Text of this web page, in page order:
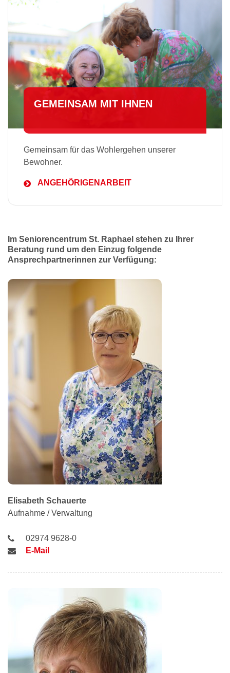
GEMEINSAM MIT IHNEN
Gemeinsam für das Wohlergehen unserer
Bewohner.
ANGEHÖRIGENARBEIT
Im Seniorencentrum St. Raphael stehen zu Ihrer
Beratung rund um den Einzug folgende
Ansprechpartnerinnen zur Verfügung:
Elisabeth Schauerte
Aufnahme / Verwaltung
02974 9628-0
E-Mail